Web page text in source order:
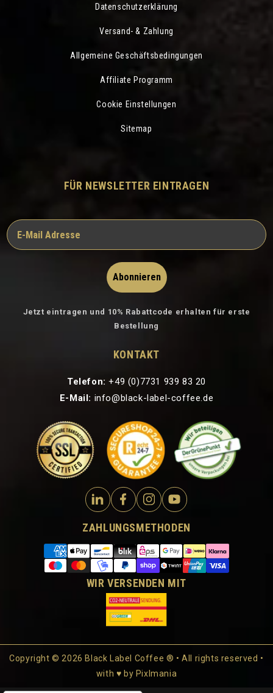
Datenschutzerklärung
Versand- & Zahlung
Allgemeine Geschäftsbedingungen
Affiliate Programm
Cookie Einstellungen
Sitemap
FÜR NEWSLETTER EINTRAGEN
Abonnieren
Jetzt eintragen und 10% Rabattcode erhalten für erste
Bestellung
KONTAKT
Telefon: +49 (0)7731 939 83 20
E-Mail: info@black-label-coffee.de
ZAHLUNGSMETHODEN
WIR VERSENDEN MIT
Copyright © 2026 Black Label Coffee ® • All rights reserved •
with ♥ by Pixlmania